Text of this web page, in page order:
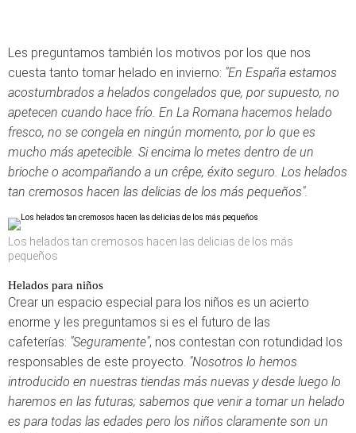
Les preguntamos también los motivos por los que nos
cuesta tanto tomar helado en invierno: "En España estamos
acostumbrados a helados congelados que, por supuesto, no
apetecen cuando hace frío. En La Romana hacemos helado
fresco, no se congela en ningún momento, por lo que es
mucho más apetecible. Si encima lo metes dentro de un
brioche o acompañando a un crêpe, éxito seguro. Los helados
tan cremosos hacen las delicias de los más pequeños".
Los helados tan cremosos hacen las delicias de los más
pequeños
Helados para niños
Crear un espacio especial para los niños es un acierto
enorme y les preguntamos si es el futuro de las
cafeterías: "Seguramente", nos contestan con rotundidad los
responsables de este proyecto. "Nosotros lo hemos
introducido en nuestras tiendas más nuevas y desde luego lo
haremos en las futuras; sabemos que venir a tomar un helado
es para todas las edades pero los niños claramente son un